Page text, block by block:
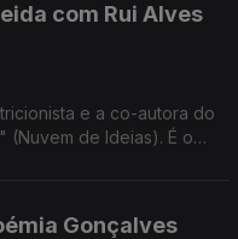
com Rui Alves
e a co-autora do
Gonçalves